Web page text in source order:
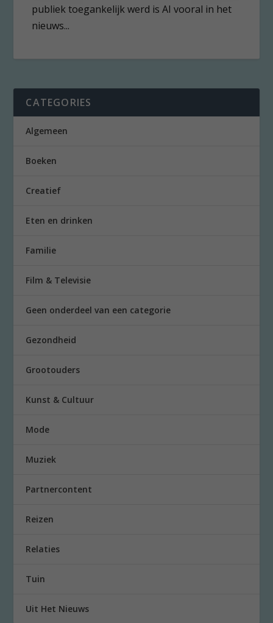
publiek toegankelijk werd is AI vooral in het
nieuws...
CATEGORIES
Algemeen
Boeken
Creatief
Eten en drinken
Familie
Film & Televisie
Geen onderdeel van een categorie
Gezondheid
Grootouders
Kunst & Cultuur
Mode
Muziek
Partnercontent
Reizen
Relaties
Tuin
Uit Het Nieuws